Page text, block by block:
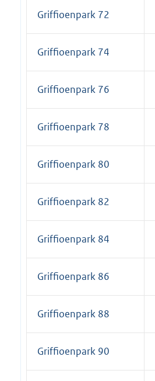
Griffioenpark 72
Griffioenpark 74
Griffioenpark 76
Griffioenpark 78
Griffioenpark 80
Griffioenpark 82
Griffioenpark 84
Griffioenpark 86
Griffioenpark 88
Griffioenpark 90